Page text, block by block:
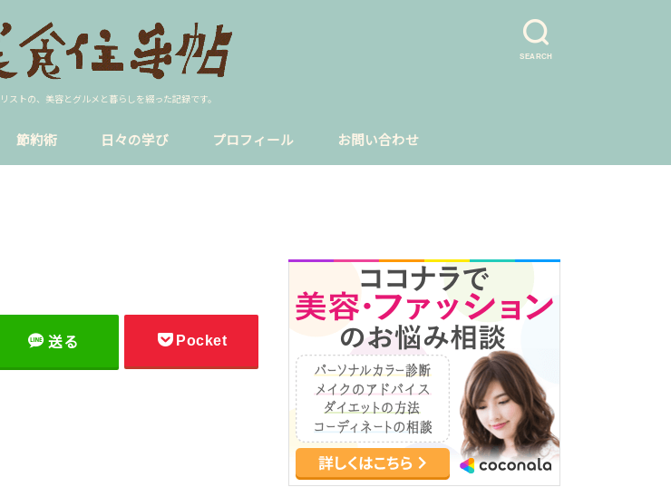
SEARCH
ストの、美容とグルメと暮らしを綴った記録です。
節約術 日々の学び プロフィール お問い合わせ
送る Pocket